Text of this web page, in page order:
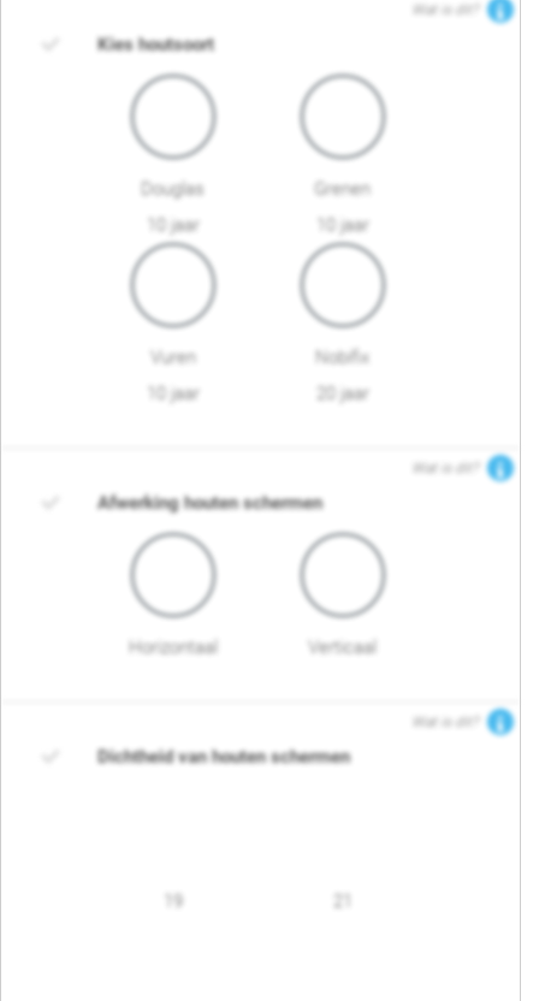
Wat is dit?
Kies houtsoort
Douglas
10 jaar
Grenen
10 jaar
Vuren
10 jaar
Nobifix
20 jaar
Wat is dit?
Afwerking houten schermen
Horizontaal Verticaal
Wat is dit?
Dichtheid van houten schermen
19